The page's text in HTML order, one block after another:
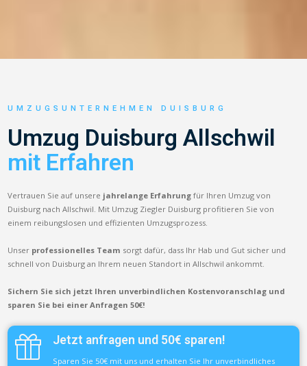
UMZUGSUNTERNEHMEN DUISBURG
Umzug Duisburg Allschwil
mit Erfahren
Vertrauen Sie auf unsere jahrelange Erfahrung für Ihren Umzug von
Duisburg nach Allschwil. Mit Umzug Ziegler Duisburg profitieren Sie von
einem reibungslosen und effizienten Umzugsprozess.
Unser professionelles Team sorgt dafür, dass Ihr Hab und Gut sicher und
schnell von Duisburg an Ihrem neuen Standort in Allschwil ankommt.
Sichern Sie sich jetzt Ihren unverbindlichen Kostenvoranschlag und
sparen Sie bei einer Anfragen 50€!
Jetzt anfragen und 50€ sparen!
Sparen Sie 50€ mit uns und erhalten Sie Ihr unverbindliches